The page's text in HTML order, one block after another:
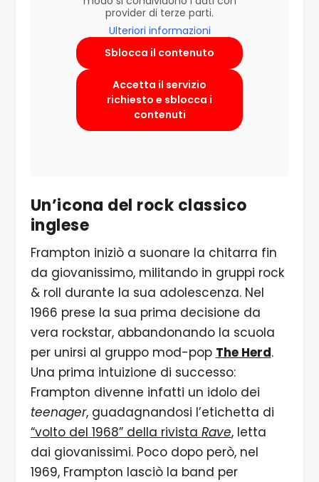
provider di terze parti.
Ulteriori informazioni
Sblocca il contenuto
Accetta il servizio
richiesto e sblocca i
contenuti
Un’icona del rock classico
inglese
Frampton iniziò a suonare la chitarra fin
da giovanissimo, militando in gruppi rock
& roll durante la sua adolescenza. Nel
1966 prese la sua prima decisione da
vera rockstar, abbandonando la scuola
per unirsi al gruppo mod-pop The Herd.
Una prima intuizione di successo:
Frampton divenne infatti un idolo dei
teenager, guadagnandosi l’etichetta di
“volto del 1968” della rivista Rave, letta
dai giovanissimi. Poco dopo però, nel
1969, Frampton lasciò la band per